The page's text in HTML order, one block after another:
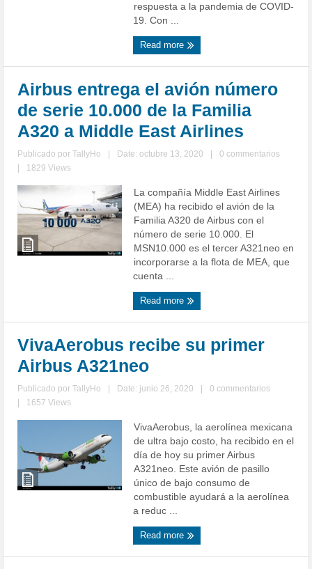
respuesta a la pandemia de COVID-
19. Con ...
Read more
Airbus entrega el avión número
de serie 10.000 de la Familia
A320 a Middle East Airlines
Publicado porTallyHo Date: octubre 13, 2020
0 commentarios
1829 Views
La compañía Middle East Airlines
(MEA) ha recibido el avión de la
Familia A320 de Airbus con el
número de serie 10.000. El
MSN10.000 es el tercer A321neo en
incorporarse a la flota de MEA, que
cuenta ...
Read more
VivaAerobus recibe su primer
Airbus A321neo
Publicado porTallyHo Date: junio 26, 2020
0 commentarios
1657 Views
VivaAerobus, la aerolínea mexicana
de ultra bajo costo, ha recibido en el
día de hoy su primer Airbus
A321neo. Este avión de pasillo
único de bajo consumo de
combustible ayudará a la aerolínea
a reduc ...
Read more